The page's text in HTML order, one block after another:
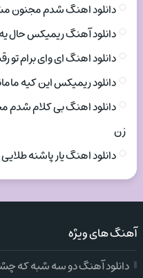
دانلود اهنگ شدم مجنون
دانلود آهنگ ریمیکس حال یه
دانلود اهنگ ای وای برام
دانلود ریمیکس این کیه
دانلود اهنگ بی کلام
زن
دانلود اهنگ یار پاشنه
آهنگ های ویژه
دانلود آهنگ دو سه شبه که